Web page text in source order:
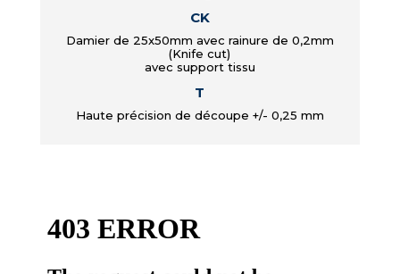
CK
Damier de 25x50mm avec rainure de 0,2mm
(Knife cut)
avec support tissu
T
Haute précision de découpe +/- 0,25 mm